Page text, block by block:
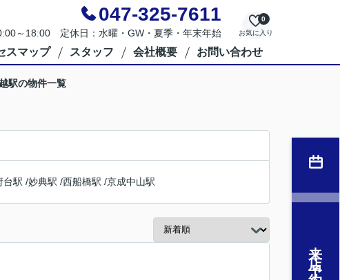
047-325-7611
～18:00 定休日：水曜・GW・夏季・年末年始 お気に入り
0
スマップ スタッフ 会社概要 お問い合わせ
駅の物件一覧
台駅 /妙典駅 /西船橋駅 /京成中山駅
来店予約